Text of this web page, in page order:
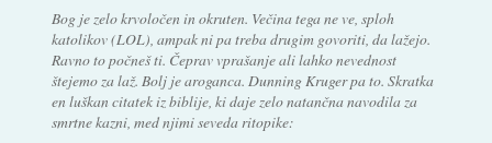
Bog je zelo krvoločen in okruten. Večina tega ne ve, sploh
katolikov (LOL), ampak ni pa treba drugim govoriti, da lažejo.
Ravno to počneš ti. Čeprav vprašanje ali lahko nevednost
štejemo za laž. Bolj je aroganca. Dunning Kruger pa to. Skratka
en luškan citatek iz biblije, ki daje zelo natančna navodila za
smrtne kazni, med njimi seveda ritopike: